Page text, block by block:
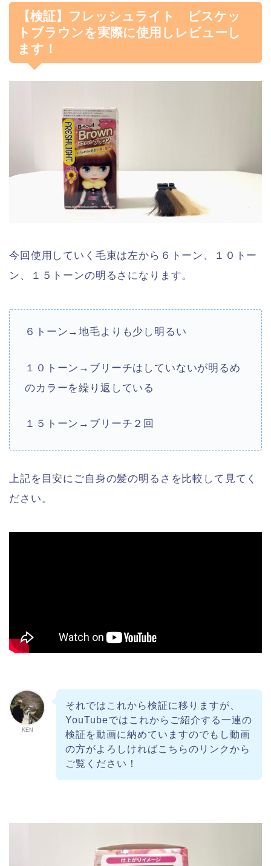
【検証】フレッシュライト ビスケッ
トブラウンを実際に使用しレビューし
ます！
今回使用していく毛束は左から６トーン、１０トー
ン、１５トーンの明るさになります。
６トーン→地毛よりも少し明るい
１０トーン→ブリーチはしていないが明るめ
のカラーを繰り返している
１５トーン→ブリーチ２回
上記を目安にご自身の髪の明るさを比較して見てく
ださい。
KEN
それではこれから検証に移りますが、
YouTubeではこれからご紹介する一連の
検証を動画に納めていますのでもし動画
の方がよろしければこちらのリンクから
ご覧ください！